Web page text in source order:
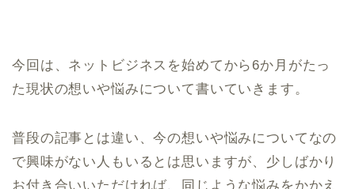
今回は、ネットビジネスを始めてから6か月がたっ
た現状の想いや悩みについて書いていきます。
普段の記事とは違い、今の想いや悩みについてなの
で興味がない人もいるとは思いますが、少しばかり
お付き合いいただければ、同じような悩みをかかえ